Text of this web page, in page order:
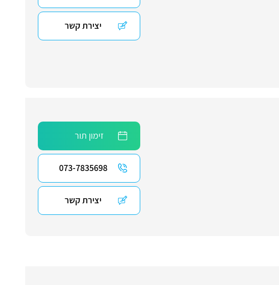
יצירת קשר
זימון תור
073-7835698
יצירת קשר